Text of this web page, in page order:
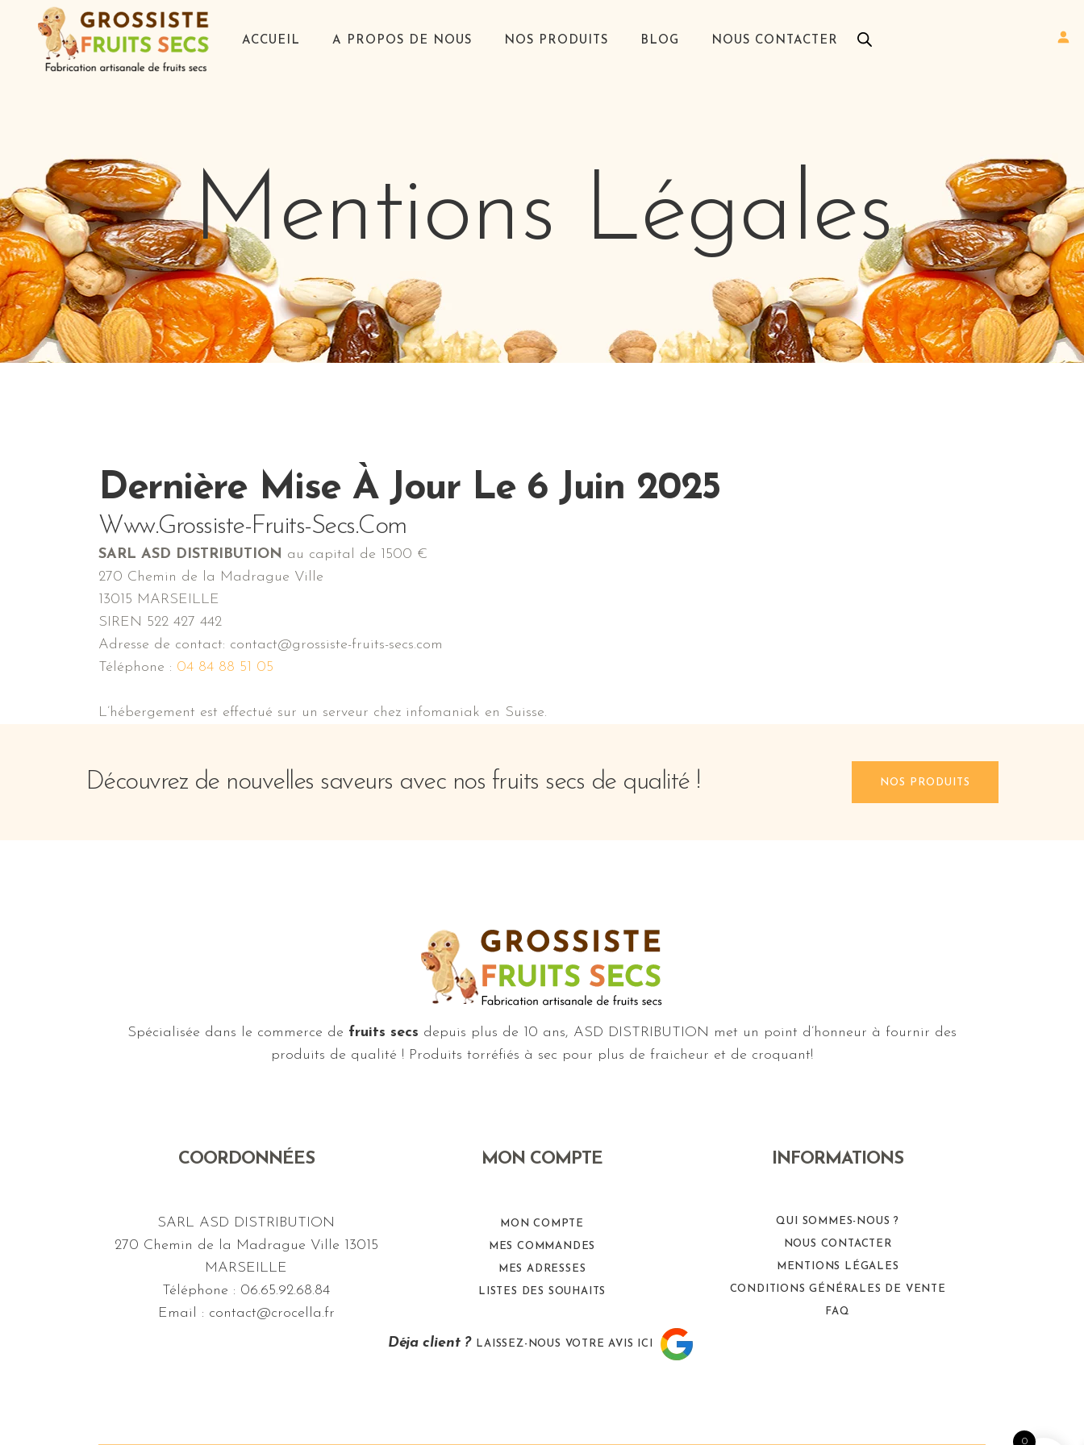
ACCUEIL A PROPOS DE NOUS NOS PRODUITS BLOG NOUS CONTACTER
Mentions Légales
Dernière Mise À Jour Le 6 Juin 2025
Www.grossiste-Fruits-Secs.com
SARL ASD DISTRIBUTION au capital de 1500 €
270 Chemin de la Madrague Ville
13015 MARSEILLE
SIREN 522 427 442
Adresse de contact: contact@grossiste-fruits-secs.com
Téléphone : 04 84 88 51 05
L’hébergement est effectué sur un serveur chez infomaniak en Suisse.
Découvrez de nouvelles saveurs avec nos fruits secs de qualité ! NOS PRODUITS
Spécialisée dans le commerce de fruits secs depuis plus de 10 ans, ASD DISTRIBUTION met un point d’honneur à fournir des
produits de qualité ! Produits torréfiés à sec pour plus de fraicheur et de croquant!
COORDONNÉES
SARL ASD DISTRIBUTION
270 Chemin de la Madrague Ville 13015
MARSEILLE
Téléphone : 06.65.92.68.84
Email : contact@crocella.fr
MON COMPTE
MON COMPTE
MES COMMANDES
MES ADRESSES
LISTES DES SOUHAITS
INFORMATIONS
QUI SOMMES-NOUS ?
NOUS CONTACTER
MENTIONS LÉGALES
CONDITIONS GÉNÉRALES DE VENTE
FAQ
Déja client ? LAISSEZ-NOUS VOTRE AVIS ICI
0